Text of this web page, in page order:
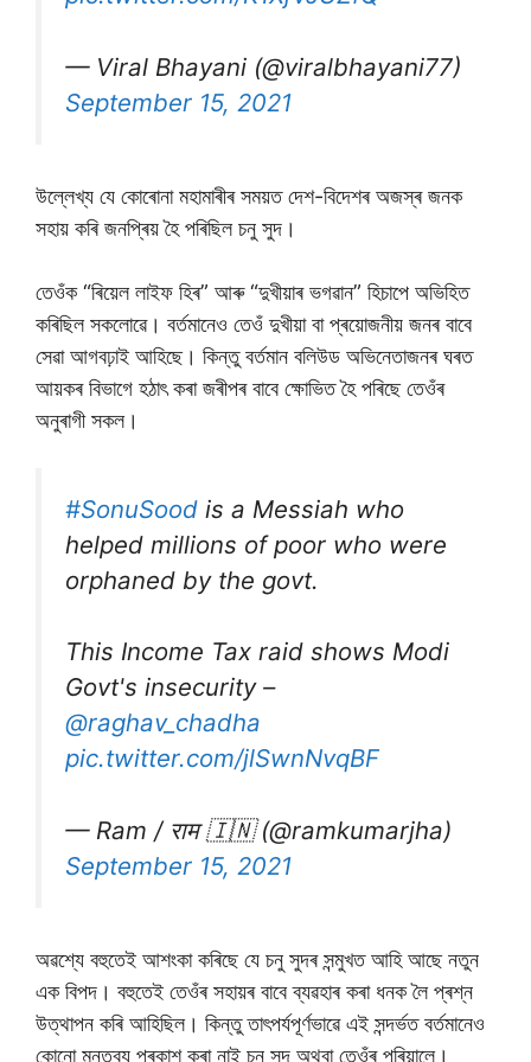
— Viral Bhayani (@viralbhayani77)
September 15, 2021
উল্লেখ্য যে কোৰোনা মহামাৰীৰ সময়ত দেশ-বিদেশৰ অজস্ৰ জনক
সহায় কৰি জনপ্ৰিয় হৈ পৰিছিল চনু সুদ।
তেওঁক “ৰিয়েল লাইফ হিৰ” আৰু “দুখীয়াৰ ভগৱান” হিচাপে অভিহিত
কৰিছিল সকলোৱে। বৰ্তমানেও তেওঁ দুখীয়া বা প্ৰয়োজনীয় জনৰ বাবে
সেৱা আগবঢ়াই আহিছে। কিন্তু বৰ্তমান বলিউড অভিনেতাজনৰ ঘৰত
আয়কৰ বিভাগে হঠাৎ কৰা জৰীপৰ বাবে ক্ষোভিত হৈ পৰিছে তেওঁৰ
অনুৰাগী সকল।
#SonuSood is a Messiah who
helped millions of poor who were
orphaned by the govt.
This Income Tax raid shows Modi
Govt's insecurity –
@raghav_chadha
pic.twitter.com/jlSwnNvqBF
— Ram / राम 🇮🇳 (@ramkumarjha)
September 15, 2021
অৱশ্যে বহুতেই আশংকা কৰিছে যে চনু সুদৰ সন্মুখত আহি আছে নতুন
এক বিপদ। বহুতেই তেওঁৰ সহায়ৰ বাবে ব্যৱহাৰ কৰা ধনক লৈ প্ৰশ্ন
উত্থাপন কৰি আহিছিল। কিন্তু তাৎপৰ্যপূৰ্ণভাৱে এই সন্দৰ্ভত বৰ্তমানেও
কোনো মন্তব্য প্ৰকাশ কৰা নাই চনু সুদ অথবা তেওঁৰ পৰিয়ালে।